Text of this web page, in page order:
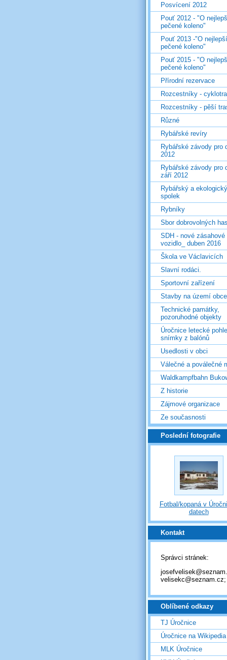
Posvícení 2012
Pouť 2012 - "O
pečené koleno"
Pouť 2013 -"O nejlepší
pečené koleno"
Pouť 2015 - "O
pečené koleno"
Přírodní rezervace
Rozcestníky -
Rozcestníky - pěší
Různé
Rybářské revíry
Rybářské závody pro
2012
Rybářské závody pro
září 2012
Rybářský a ekologický
spolek
Rybníky
Sbor dobrovolných
SDH - nové zásahové
vozidlo_ duben 2016
Škola ve Václavicích
Slavní rodáci.
Sportovní zařízení
Stavby na území obce
Technické památky,
pozoruhodné objekty
Úročnice letecké
snímky z balónů
Usedlosti v obci
Válečné a poválečné
Waldkampfbahn
Z historie
Zájmové organizace
Ze současnosti
Poslední fotografie
Fotbal/kopaná v
datech
Kontakt
Správci stránek:
velisekc@seznam.cz;
Oblíbené odkazy
TJ Úročnice
Úročnice na Wikipedia
MLK Úročnice